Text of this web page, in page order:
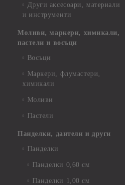
Други аксесоари, материали
и инструменти
Моливи, маркери, химикали,
пастели и восъци
Восъци
Маркери, флумастери,
химикали
Моливи
Пастели
Панделки, дантели и други
Панделки
Панделки 0,60 см
Панделки 1,00 см